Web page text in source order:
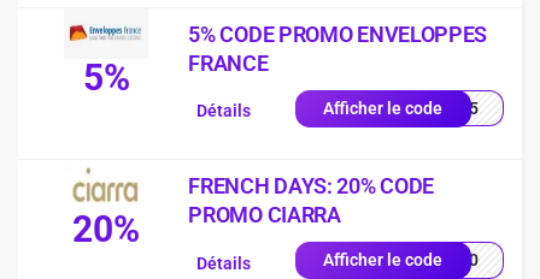
5%
5% CODE PROMO ENVELOPPES
FRANCE
Afficher le codeRST5
Détails
20%
FRENCH DAYS: 20% CODE
PROMO CIARRA
Afficher le codeFD20
Détails